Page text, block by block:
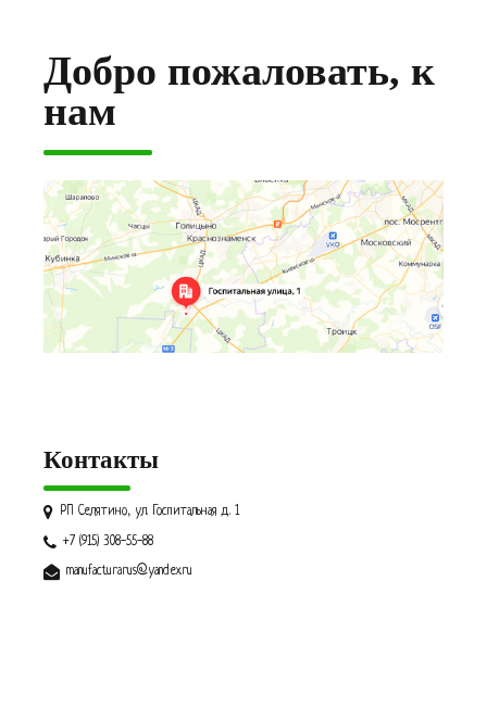
Добро пожаловать, к
нам
Контакты
РП Селятино, ул. Госпитальная д. 1
+7 (915) 308-55-88
manufacturarus@yandex.ru